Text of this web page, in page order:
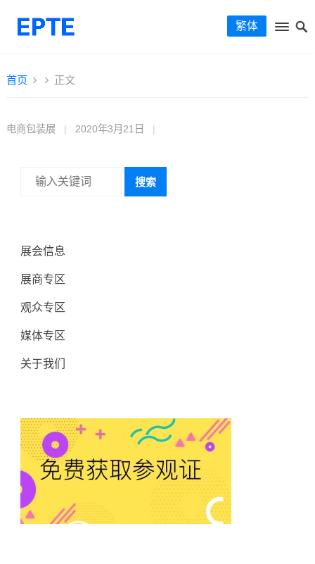
繁体
首页 正文
电商包装展 | 2020年3月21日 |
搜索
展会信息
展商专区
观众专区
媒体专区
关于我们